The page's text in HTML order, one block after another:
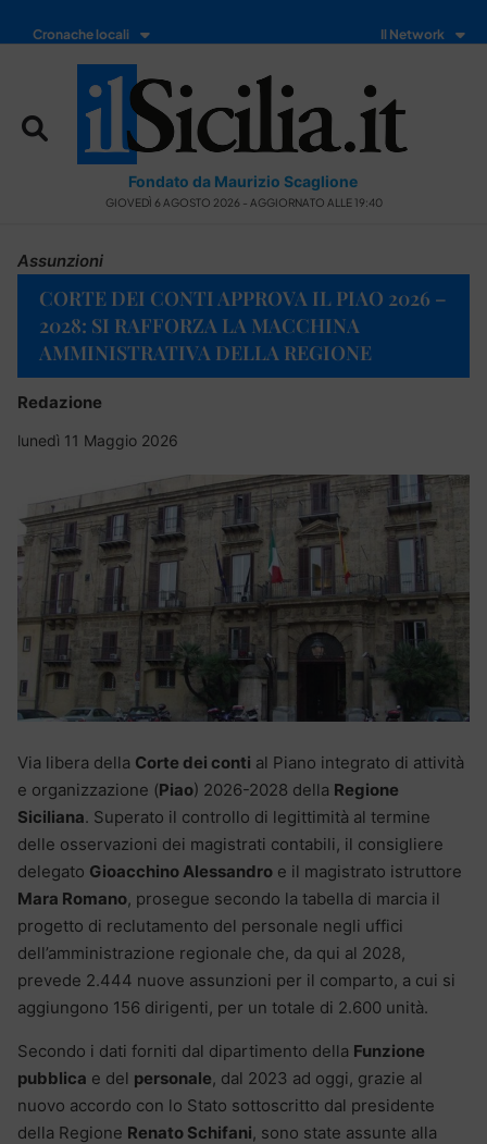
Cronache locali Il Network
Fondato da Maurizio Scaglione
GIOVEDÌ 6 AGOSTO 2026 - AGGIORNATO ALLE 19:40
Assunzioni
CORTE DEI CONTI APPROVA IL PIAO 2026 –
2028: SI RAFFORZA LA MACCHINA
AMMINISTRATIVA DELLA REGIONE
Redazione
lunedì 11 Maggio 2026
Via libera della Corte dei conti al Piano integrato di attività
e organizzazione (Piao) 2026-2028 della Regione
Siciliana. Superato il controllo di legittimità al termine
delle osservazioni dei magistrati contabili, il consigliere
delegato Gioacchino Alessandro e il magistrato istruttore
Mara Romano, prosegue secondo la tabella di marcia il
progetto di reclutamento del personale negli uffici
dell’amministrazione regionale che, da qui al 2028,
prevede 2.444 nuove assunzioni per il comparto, a cui si
aggiungono 156 dirigenti, per un totale di 2.600 unità.
Secondo i dati forniti dal dipartimento della Funzione
pubblica e del personale, dal 2023 ad oggi, grazie al
nuovo accordo con lo Stato sottoscritto dal presidente
della Regione Renato Schifani, sono state assunte alla